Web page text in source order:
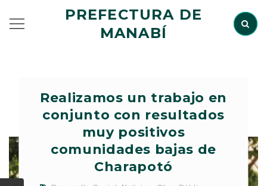
PREFECTURA DE
MANABÍ
Realizamos un trabajo en
conjunto con resultados
muy positivos
comunidades bajas de
Charapotó